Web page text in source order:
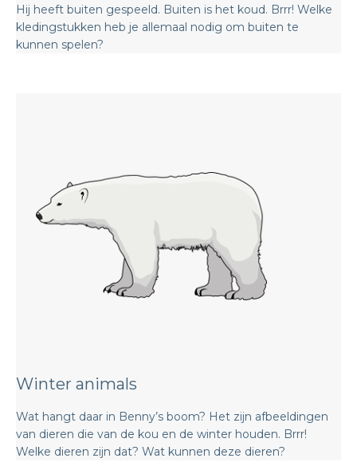
Hij heeft buiten gespeeld. Buiten is het koud. Brrr! Welke
kledingstukken heb je allemaal nodig om buiten te
kunnen spelen?
Winter animals
Wat hangt daar in Benny’s boom? Het zijn afbeeldingen
van dieren die van de kou en de winter houden. Brrr!
Welke dieren zijn dat? Wat kunnen deze dieren?